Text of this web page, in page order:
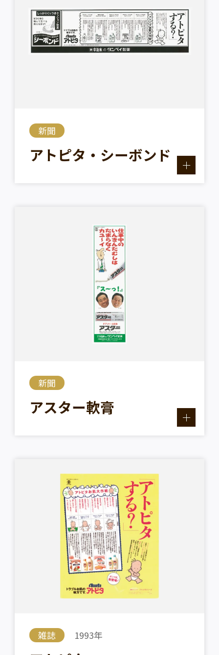
新聞
アトピタ・シーボンド
新聞
アスター軟膏
雑誌 1993年